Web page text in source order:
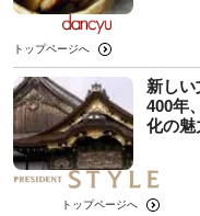
トップページへ
新し
400年
化の魅
トップページへ